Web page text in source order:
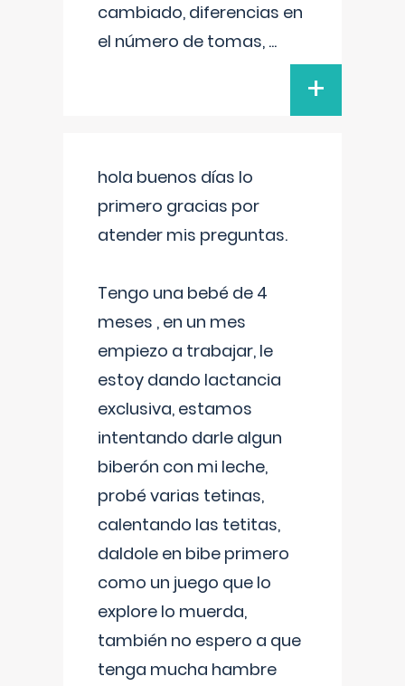
cambiado, diferencias en
el número de tomas, ...
+
hola buenos días lo
primero gracias por
atender mis preguntas.
Tengo una bebé de 4
meses , en un mes
empiezo a trabajar, le
estoy dando lactancia
exclusiva, estamos
intentando darle algun
biberón con mi leche,
probé varias tetinas,
calentando las tetitas,
daldole en bibe primero
como un juego que lo
explore lo muerda,
también no espero a que
tenga mucha hambre